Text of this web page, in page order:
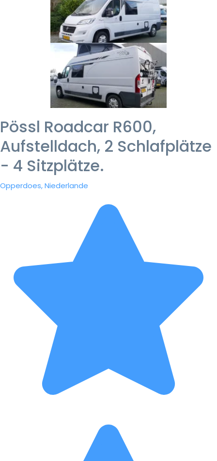
Pössl Roadcar R600,
Aufstelldach, 2 Schlafplätze
- 4 Sitzplätze.
Opperdoes, Niederlande